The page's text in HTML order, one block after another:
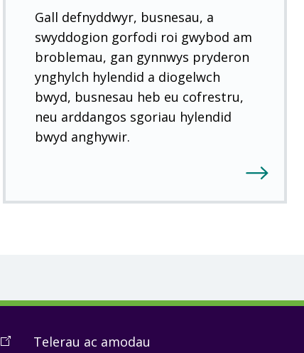
d
)
Gall defnyddwyr, busnesau, a
swyddogion gorfodi roi gwybod am
broblemau, gan gynnwys pryderon
ynghylch hylendid a diogelwch
bwyd, busnesau heb eu cofrestru,
neu arddangos sgoriau hylendid
bwyd anghywir.
(OpenTelerau ac amodau